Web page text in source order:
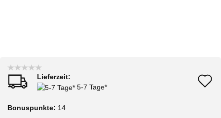
Lieferzeit:
5-7 Tage*
Bonuspunkte: 14